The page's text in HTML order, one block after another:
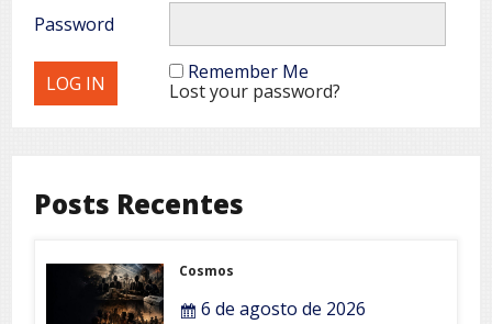
Password
Remember Me
Lost your password?
Posts Recentes
Cosmos
6 de agosto de 2026